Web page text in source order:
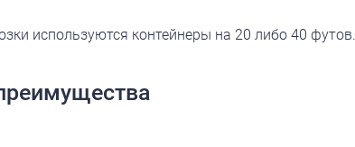
используются контейнеры на 20 либо 40 футов.